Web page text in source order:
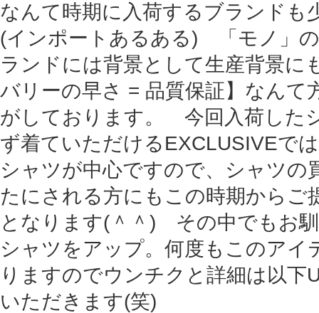
なんて時期に入荷するブランドも
(インポートあるある) 「モノ」
ランドには背景として生産背景に
バリーの早さ = 品質保証】なんて
がしております。 今回入荷した
ず着ていただけるEXCLUSIVEで
シャツが中心ですので、シャツの
たにされる方にもこの時期からご
となります(＾＾) その中でもお
シャツをアップ。何度もこのアイ
りますのでウンチクと詳細は以下
いただきます(笑)